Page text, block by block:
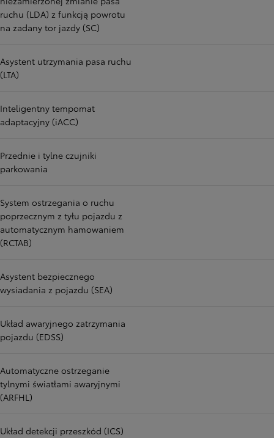
ruchu (LDA) z funkcją powrotu
na zadany tor jazdy (SC)
Asystent utrzymania pasa ruchu
(LTA)
Inteligentny tempomat
adaptacyjny (iACC)
Przednie i tylne czujniki
parkowania
System ostrzegania o ruchu
poprzecznym z tyłu pojazdu z
automatycznym hamowaniem
(RCTAB)
Asystent bezpiecznego
wysiadania z pojazdu (SEA)
Układ awaryjnego zatrzymania
pojazdu (EDSS)
Automatyczne ostrzeganie
tylnymi światłami awaryjnymi
(ARFHL)
Układ detekcji przeszkód (ICS)